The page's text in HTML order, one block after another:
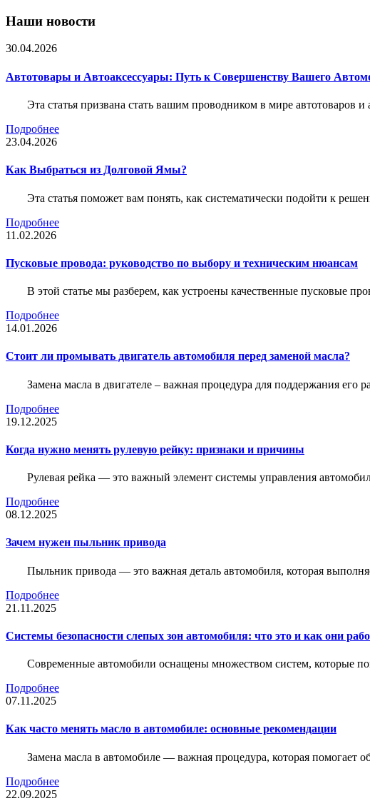
Наши новости
30.04.2026
Автотовары и Автоаксессуары: Путь к Совершенству Вашего
Эта статья призвана стать вашим проводником в мире автотоваров и
Подробнее
23.04.2026
Как Выбраться из Долговой Ямы?
Эта статья поможет вам понять, как систематически подойти к
Подробнее
11.02.2026
Пусковые провода: руководство по выбору и техническим нюансам
В этой статье мы разберем, как устроены качественные пусковые
Подробнее
14.01.2026
Стоит ли промывать двигатель автомобиля перед заменой масла?
Замена масла в двигателе – важная процедура для поддержания
Подробнее
19.12.2025
Когда нужно менять рулевую рейку: признаки и причины
Рулевая рейка — это важный элемент системы управления
Подробнее
08.12.2025
Зачем нужен пыльник привода
Пыльник привода — это важная деталь автомобиля, которая
Подробнее
21.11.2025
Системы безопасности слепых зон автомобиля: что это и как они
Современные автомобили оснащены множеством систем, которые
Подробнее
07.11.2025
Как часто менять масло в автомобиле: основные рекомендации
Замена масла в автомобиле — важная процедура, которая помогает
Подробнее
22.09.2025